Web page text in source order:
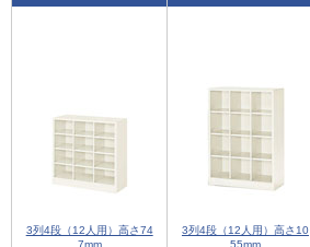
3列4段（12人用）高さ74
7mm
3列4段（12人用）高さ10
55mm